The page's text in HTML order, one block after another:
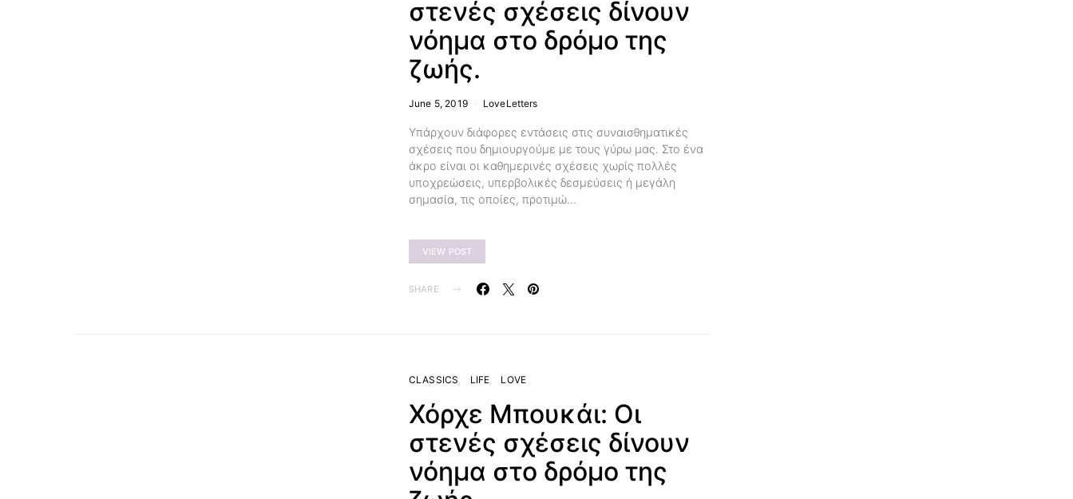
στενές σχέσεις δίνουν
νόημα στο δρόμο της
ζωής.
June 5, 2019 LoveLetters
Υπάρχουν διάφορες εντάσεις στις συναισθηματικές
σχέσεις που δημιουργούμε με τους γύρω μας. Στο ένα
άκρο είναι οι καθημερινές σχέσεις χωρίς πολλές
υποχρεώσεις, υπερβολικές δεσμεύσεις ή μεγάλη
σημασία, τις οποίες, προτιμώ…
VIEW POST
SHARE
CLASSICS LIFE LOVE
Χόρχε Μπουκάι: Οι
στενές σχέσεις δίνουν
νόημα στο δρόμο της